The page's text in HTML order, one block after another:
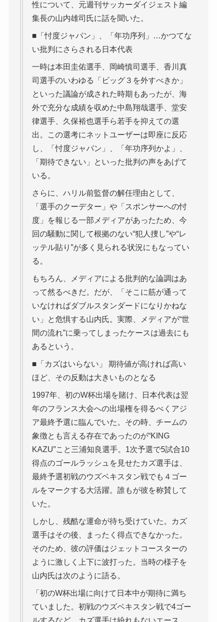
性について、元週刊サッカーダイジェスト編
集長の山内雄司氏に話を聞いた。
■「忖度ジャパン」、「年功序列」…かつてな
い批判にさらされる日本代表
一時は本田圭佑選手、岡崎慎司選手、香川真
司選手のいわゆる「ビッグ３を外すべきか」
といった議論が成された時期もあったが、海
外で充分な成績を収めた中島翔哉選手、堂安
律選手、久保裕也選手ら若手を抑えての選
出。この選考にネットユーザーは即座に反応
し、「忖度ジャパン」、「年功序列かよ」、
「期待できない」といった批判の声をあげて
いる。
さらに、ハリル前監督の解任理由として、
「選手のクーデター」や「スポンサーへの忖
度」を報じる一部メディアがあったため、今
回の騒動に関して根拠のない“犯人捜し”や“レ
ッテル貼り”が多く見られる状況にもなってい
る。
もちろん、メディアによる批判的な論調はあ
って然るべきだ。だが、「そこに筋が通って
いなければダブルスタンダードになりかねな
い」と危惧する山内氏。実際、メディアが“世
間の流れ”に乗ってしまったケースは過去にも
あるという。
■「カズはいらない」 期待値が高ければ高い
ほど、その反動は大きいものとなる
1997年、初のW杯出場を賭け、日本代表は翌
年のフランス大会への出場権を得るべくアジ
ア最終予選に臨んでいた。その時、チームの
象徴とも言える存在であったのが“KING
KAZU”こと三浦知良選手。1次予選で5試合10
得点のゴールラッシュを見せたカズ選手は、
最終予選初戦のウズベキスタン戦でも４ゴー
ルをマークする大活躍。誰もが彼を称賛して
いた。
しかし、残酷な運命が待ち受けていた。カズ
選手はその後、まったく得点できなかった。
そのため、彼の評価はジェットコースターの
ように激しく上下に波打った。当時の様子を
山内氏は次のように語る。
「初のW杯出場に向けて日本中が期待に満ち
ていました。初戦のウズベキスタン戦で4ゴー